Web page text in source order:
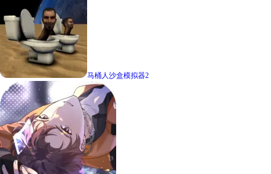
马桶人沙盒模拟器2